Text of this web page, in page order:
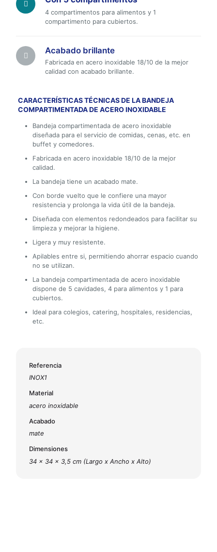
4 compartimentos para alimentos y 1
compartimento para cubiertos.
Acabado brillante
Fabricada en acero inoxidable 18/10 de la mejor
calidad con acabado brillante.
CARACTERÍSTICAS TÉCNICAS DE LA BANDEJA
COMPARTIMENTADA DE ACERO INOXIDABLE
Bandeja compartimentada de acero inoxidable
diseñada para el servicio de comidas, cenas, etc. en
buffet y comedores.
Fabricada en acero inoxidable 18/10 de la mejor
calidad.
La bandeja tiene un acabado mate.
Con borde vuelto que le confiere una mayor
resistencia y prolonga la vida útil de la bandeja.
Diseñada con elementos redondeados para facilitar su
limpieza y mejorar la higiene.
Ligera y muy resistente.
Apilables entre si, permitiendo ahorrar espacio cuando
no se utilizan.
La bandeja compartimentada de acero inoxidable
dispone de 5 cavidades, 4 para alimentos y 1 para
cubiertos.
Ideal para colegios, catering, hospitales, residencias,
etc.
Referencia
INOX1
Material
acero inoxidable
Acabado
mate
Dimensiones
34 x 34 x 3,5 cm (Largo x Ancho x Alto)